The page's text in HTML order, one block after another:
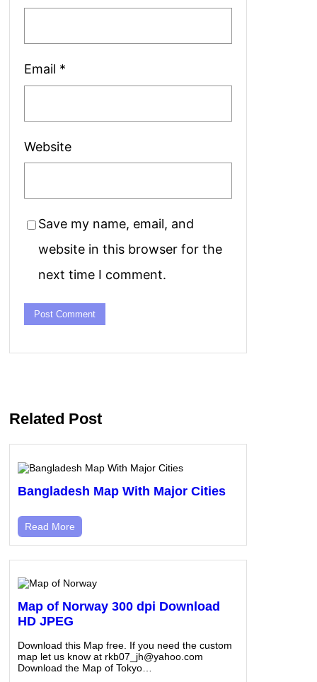
Email *
Website
Save my name, email, and
website in this browser for the
next time I comment.
Related Post
Bangladesh Map With Major Cities
Read More
Map of Norway 300 dpi Download
HD JPEG
Download this Map free. If you need the custom
map let us know at rkb07_jh@yahoo.com
Download the Map of Tokyo…